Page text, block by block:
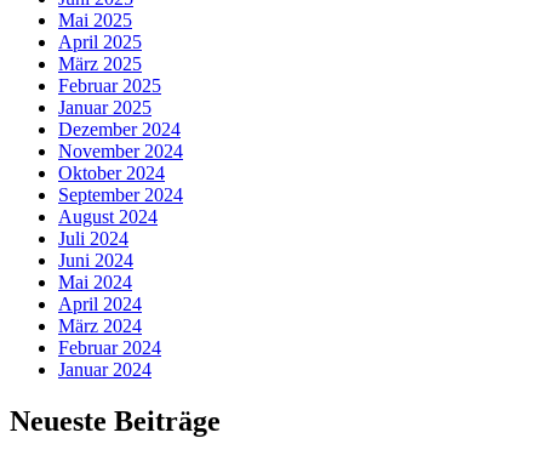
Mai 2025
April 2025
März 2025
Februar 2025
Januar 2025
Dezember 2024
November 2024
Oktober 2024
September 2024
August 2024
Juli 2024
Juni 2024
Mai 2024
April 2024
März 2024
Februar 2024
Januar 2024
Neueste Beiträge